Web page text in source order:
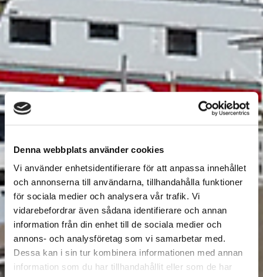
Denna webbplats använder cookies
Vi använder enhetsidentifierare för att anpassa innehållet
och annonserna till användarna, tillhandahålla funktioner
för sociala medier och analysera vår trafik. Vi
vidarebefordrar även sådana identifierare och annan
information från din enhet till de sociala medier och
annons- och analysföretag som vi samarbetar med.
Dessa kan i sin tur kombinera informationen med annan
information som du har tillhandahållit eller som de har